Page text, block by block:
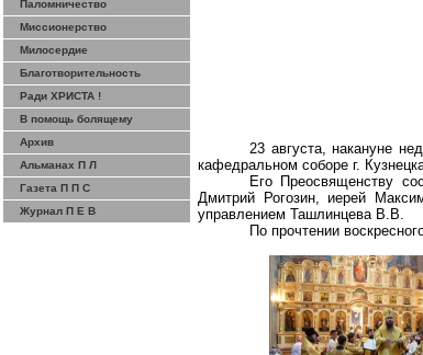
Паломничество
Миссионерство
Милосердие
Благотворительность
Ради ХРИСТА !
В помощь болящему
Архив
Альманах П Л
Газета П П С
Журнал П Е В
23 августа, накануне
кафедральном соборе г.
Его Преосвященству
Дмитрий Рогозин, иерей
управлением Ташлинцева В.В.
По прочтении